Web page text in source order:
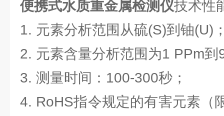
便携式水质重金属检测仪技术性
1. 元素分析范围从硫(S)到铀(U)
2. 元素含量分析范围为1 PPm到
3. 测量时间：100-300秒；
4. RoHS指令规定的有害元素（